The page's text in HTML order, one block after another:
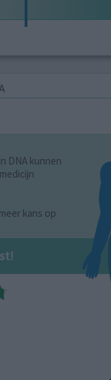
DNA kunnen
kans op